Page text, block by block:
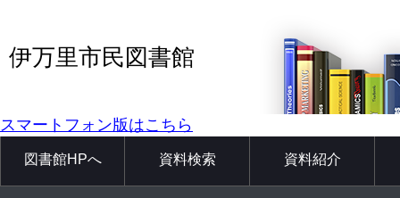
伊万里市民図書館
スマートフォン版はこちら
図書館HPへ 資料検索 資料紹介